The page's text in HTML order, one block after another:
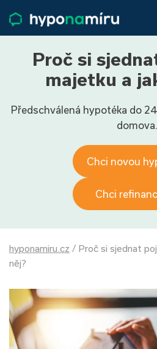
Životní pojištění
Pojištění nemovitosti
Články
O nás
800 688 388
9−16 hod.
Proč si
majetku a
Předschválená hypotéka do
domova.
Chci novou
Chci
hyponamiru.cz / Proč si sjednat
něj?